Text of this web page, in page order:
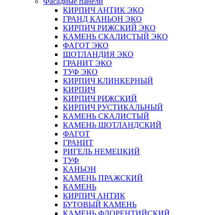
КИРПИЧ АНТИК ЭКО
ГРАНД КАНЬОН ЭКО
КИРПИЧ РИЖСКИЙ ЭКО
КАМЕНЬ СКАЛИСТЫЙ ЭКО
ФАГОТ ЭКО
ШОТЛАНДИЯ ЭКО
ГРАНИТ ЭКО
ТУФ ЭКО
КИРПИЧ КЛИНКЕРНЫЙ
КИРПИЧ
КИРПИЧ РИЖСКИЙ
КИРПИЧ РУСТИКАЛЬНЫЙ
КАМЕНЬ СКАЛИСТЫЙ
КАМЕНЬ ШОТЛАНДСКИЙ
ФАГОТ
ГРАНИТ
РИГЕЛЬ НЕМЕЦКИЙ
ТУФ
КАНЬОН
КАМЕНЬ ПРАЖСКИЙ
КАМЕНЬ
КИРПИЧ АНТИК
БУТОВЫЙ КАМЕНЬ
КАМЕНЬ ФЛОРЕНТИЙСКИЙ